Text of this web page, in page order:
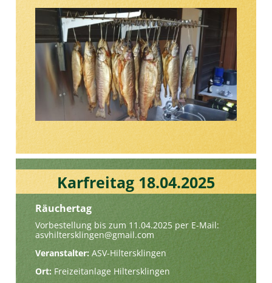
Karfreitag 18.04.2025
Räuchertag
Vorbestellung bis zum 11.04.2025 per E-Mail:
asvhiltersklingen@gmail.com
Veranstalter:ASV-Hiltersklingen
Ort: Freizeitanlage Hiltersklingen